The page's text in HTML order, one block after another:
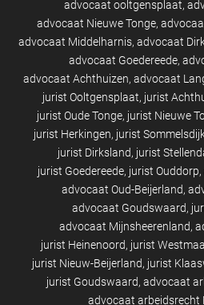
advocaat ooltgensplaat
advocaat Nieuwe Tonge
advocaat Middelharnis advocaat
advocaat Goedereede
advocaat Achthuizen advocaat
jurist Ooltgensplaat jurist
jurist Oude Tonge jurist Nieuwe
jurist Herkingen jurist
jurist Dirksland jurist
jurist Goedereede jurist Ouddorp
advocaat Oud-Beijerland
advocaat Goudswaard
advocaat Mijnsheerenland
jurist Heinenoord jurist
jurist Nieuw-Beijerland jurist
jurist Goudswaard advocaat
advocaat arbeidsrecht